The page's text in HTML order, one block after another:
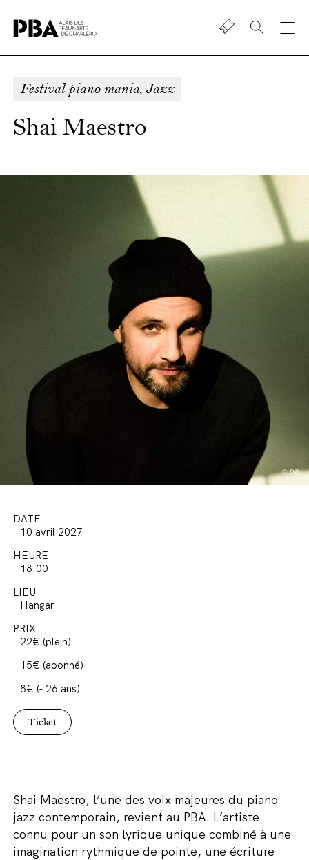
beaux-
de
Charleroi
Shop
Festival piano mania, Jazz
Shai Maestro
DATE
10 avril 2027
HEURE
18:00
LIEU
Hangar
PRIX
22€ (plein)
15€ (abonné)
8€ (- 26 ans)
Ticket
Shai Maestro, l’une des voix majeures du piano
jazz contemporain, revient au PBA. L’artiste
connu pour un son lyrique unique combiné à une
imagination rythmique de pointe, une écriture